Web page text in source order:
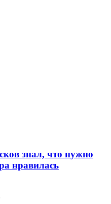
знал, что нужно
нравилась